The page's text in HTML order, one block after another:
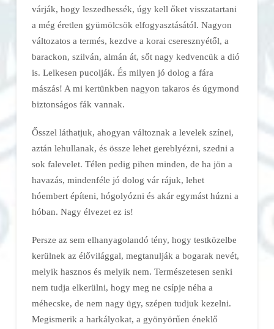
várják, hogy leszedhessék, úgy kell őket visszatartani
a még éretlen gyümölcsök elfogyasztásától. Nagyon
változatos a termés, kezdve a korai cseresznyétől, a
barackon, szilván, almán át, sőt nagy kedvencük a dió
is. Lelkesen pucolják. És milyen jó dolog a fára
mászás! A mi kertünkben nagyon takaros és úgymond
biztonságos fák vannak.
Ősszel láthatjuk, ahogyan változnak a levelek színei,
aztán lehullanak, és össze lehet gereblyézni, szedni a
sok falevelet. Télen pedig pihen minden, de ha jön a
havazás, mindenféle jó dolog vár rájuk, lehet
hóembert építeni, hógolyózni és akár egymást húzni a
hóban. Nagy élvezet ez is!
Persze az sem elhanyagolandó tény, hogy testközelbe
kerülnek az élővilággal, megtanulják a bogarak nevét,
melyik hasznos és melyik nem. Természetesen senki
nem tudja elkerülni, hogy meg ne csípje néha a
méhecske, de nem nagy ügy, szépen tudjuk kezelni.
Megismerik a harkályokat, a gyönyörűen éneklő